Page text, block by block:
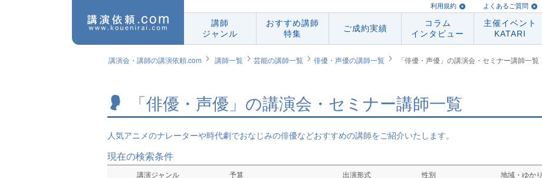
利用規約 よくあるご質問
講師
ジャンル
おすすめ講師
特集
ご成約実績
コラム
インタビュー
主催イベント
KATARI
講演会・講師の講演依頼.com 講師一覧 芸能の講師一覧 俳優・声優の講師一覧 「俳優・声優」の講演会・セミナー講師一覧
「俳優・声優」の講演会・セミナー講師一覧
人気アニメのナレーターや時代劇でおなじみの俳優などおすすめの講師をご紹介いたします。
現在の検索条件
講演ジャンル 予算 出演形式 性別 地域・ゆかり